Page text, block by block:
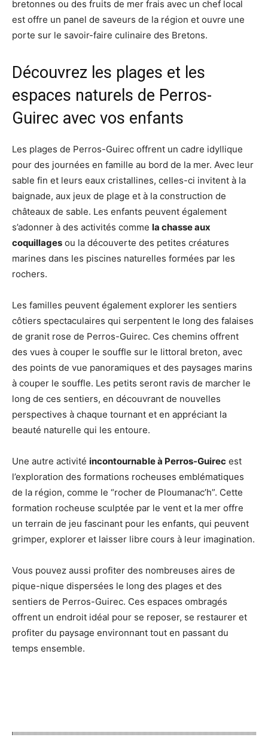
bretonnes ou des fruits de mer frais avec un chef local
est offre un panel de saveurs de la région et ouvre une
porte sur le savoir-faire culinaire des Bretons.
Découvrez les plages et les
espaces naturels de Perros-
Guirec avec vos enfants
Les plages de Perros-Guirec offrent un cadre idyllique
pour des journées en famille au bord de la mer. Avec leur
sable fin et leurs eaux cristallines, celles-ci invitent à la
baignade, aux jeux de plage et à la construction de
châteaux de sable. Les enfants peuvent également
s’adonner à des activités comme la chasse aux
coquillages ou la découverte des petites créatures
marines dans les piscines naturelles formées par les
rochers.
Les familles peuvent également explorer les sentiers
côtiers spectaculaires qui serpentent le long des falaises
de granit rose de Perros-Guirec. Ces chemins offrent
des vues à couper le souffle sur le littoral breton, avec
des points de vue panoramiques et des paysages marins
à couper le souffle. Les petits seront ravis de marcher le
long de ces sentiers, en découvrant de nouvelles
perspectives à chaque tournant et en appréciant la
beauté naturelle qui les entoure.
Une autre activité incontournable à Perros-Guirec est
l’exploration des formations rocheuses emblématiques
de la région, comme le “rocher de Ploumanac’h”. Cette
formation rocheuse sculptée par le vent et la mer offre
un terrain de jeu fascinant pour les enfants, qui peuvent
grimper, explorer et laisser libre cours à leur imagination.
Vous pouvez aussi profiter des nombreuses aires de
pique-nique dispersées le long des plages et des
sentiers de Perros-Guirec. Ces espaces ombragés
offrent un endroit idéal pour se reposer, se restaurer et
profiter du paysage environnant tout en passant du
temps ensemble.